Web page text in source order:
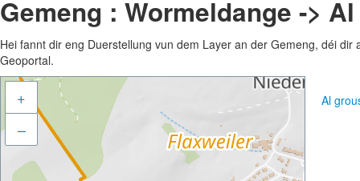
Gemeng : Wormeldange ->
Hei fannt dir eng Duerstellung vun dem Layer an der Gemeng, déi
Geoportal.
+
–
Al